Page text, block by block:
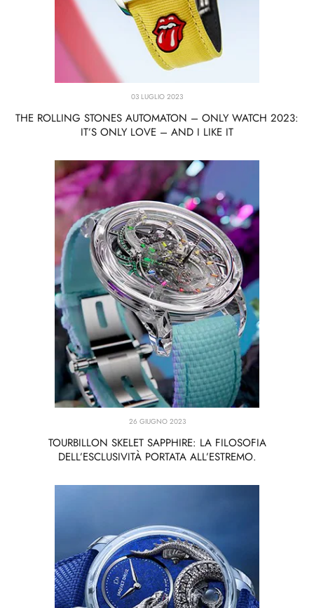
03 LUGLIO 2023
THE ROLLING STONES AUTOMATON – ONLY WATCH 2023:
IT’S ONLY LOVE – AND I LIKE IT
26 GIUGNO 2023
TOURBILLON SKELET SAPPHIRE: LA FILOSOFIA
DELL’ESCLUSIVITÀ PORTATA ALL’ESTREMO.